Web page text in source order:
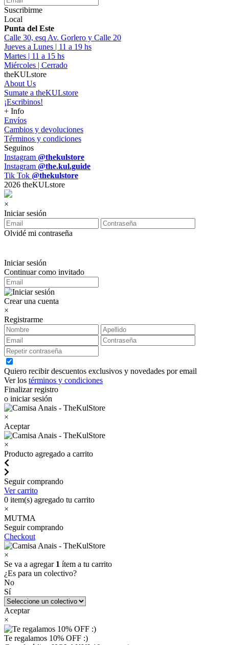
Suscribirme
Local
Punta del Este
Calle 30, esq Av. Gorlero y Calle 20
Jueves a Lunes | 11 a 19 hs
Martes | 11 a 15 hs
Miércoles | Cerrado
theKULstore
About Us
Sumate a theKULstore
¡Escribinos!
+ Info
Envíos
Cambios y devoluciones
Términos y condiciones
Seguinos
Instagram @thekulstore
Instagram @the.kul.guide
Tik Tok @thekulstore
2026 theKULstore
×
Iniciar sesión
Olvidé mi contraseña
Iniciar sesión
Continuar como invitado
Crear una cuenta
×
Registrarme
Quiero recibir descuentos exclusivos y novedades por email
Ver los términos y condiciones
Finalizar registro
o iniciar sesión
×
Aceptar
×
Producto agregado a carrito
Seguir comprando
Ver carrito
0 item(s) agregado tu carrito
×
MUTMA
Seguir comprando
Checkout
×
Se va a agregar 1 ítem a tu carrito
¿Es para un colectivo?
No
Sí
Aceptar
×
Te regalamos 10% OFF :)